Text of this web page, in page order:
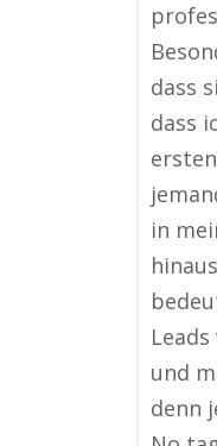
dass
dass
in
und
denn